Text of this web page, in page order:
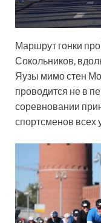
Маршрут гонки
Сокольников,
Яузы мимо стен
проводится не в
соревновании
спортсменов всех